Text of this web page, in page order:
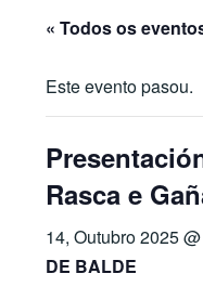
« Todos os
Este evento pasou.
Rasca e
14, Outubro 2025
DE BALDE